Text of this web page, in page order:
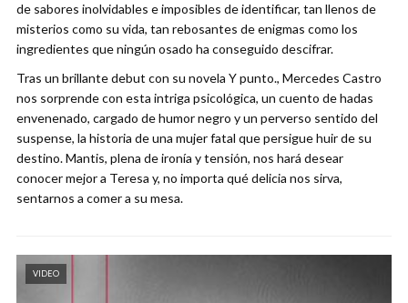
de sabores inolvidables e imposibles de identificar, tan llenos de
misterios como su vida, tan rebosantes de enigmas como los
ingredientes que ningún osado ha conseguido descifrar.
Tras un brillante debut con su novela Y punto., Mercedes Castro
nos sorprende con esta intriga psicológica, un cuento de hadas
envenenado, cargado de humor negro y un perverso sentido del
suspense, la historia de una mujer fatal que persigue huir de su
destino. Mantis, plena de ironía y tensión, nos hará desear
conocer mejor a Teresa y, no importa qué delicia nos sirva,
sentarnos a comer a su mesa.
VIDEO